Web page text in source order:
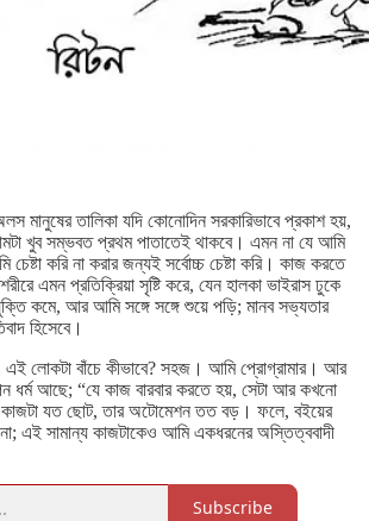
মানুষের তালিকা যদি কোনোদিন সরকারিভাবে প্রকাশ হয়,
খুব সম্ভবত প্রথম পাতাতেই থাকবে। এমন না যে আমি
চেষ্টা করি না করার জন্যই সর্বোচ্চ চেষ্টা করি। কাজ করতে
এমন প্রতিক্রিয়া সৃষ্টি করে, যেন হালকা ভাইরাস ঢুকে
কমে, আর আমি সঙ্গে সঙ্গে শুয়ে পড়ি; মানব সভ্যতার
হিসেবে।
এই লোকটা বাঁচে কীভাবে? সহজ। আমি প্রোগ্রামার। আর
ধর্ম আছে; “যে কাজ বারবার করতে হয়, সেটা আর কখনো
কাজটা যত ছোট, তার অটোমেশন তত বড়। ফলে, বইয়ের
এই সামান্য কাজটাকেও আমি একধরনের অস্তিত্ববাদী
Subscribe